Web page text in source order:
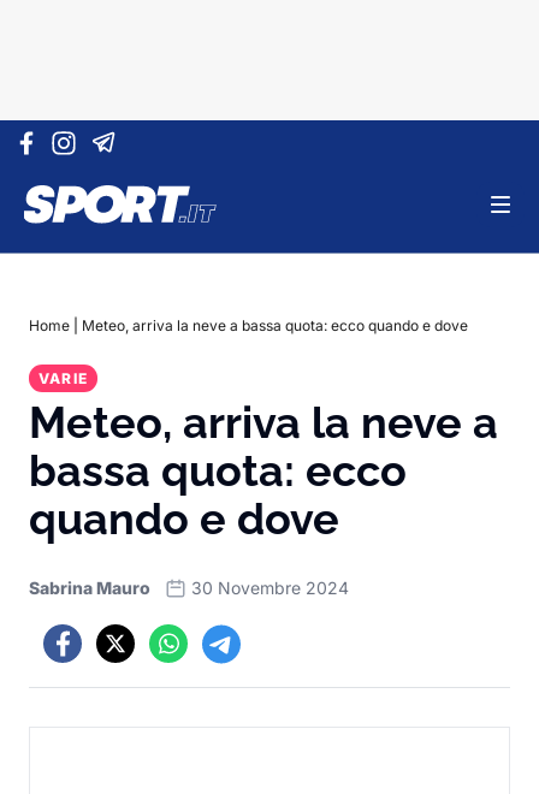
Vai al contenuto
Home Meteo, arriva la neve a bassa quota: ecco quando e dove
VARIE
Meteo, arriva la neve a
bassa quota: ecco
quando e dove
Sabrina Mauro 30 Novembre 2024